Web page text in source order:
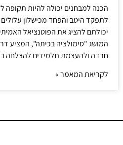
הכנה למבחנים יכולה להיות תקופה
לתפקד היטב והפחד מכישלון
יכולתם להציג את הפוטנציאל
המושג "סימולציה בכיתה", המציע
חרדה ולהעצמת תלמידים להצלחה
לקריאת המאמר »